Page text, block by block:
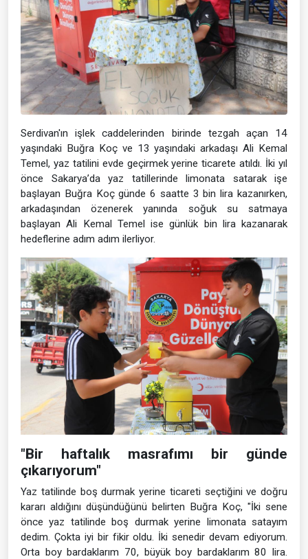
Serdivan'ın işlek caddelerinden birinde tezgah açan 14
yaşındaki Buğra Koç ve 13 yaşındaki arkadaşı Ali Kemal
Temel, yaz tatilini evde geçirmek yerine ticarete atıldı. İki yıl
önce Sakarya’da yaz tatillerinde limonata satarak işe
başlayan Buğra Koç günde 6 saatte 3 bin lira kazanırken,
arkadaşından özenerek yanında soğuk su satmaya
başlayan Ali Kemal Temel ise günlük bin lira kazanarak
hedeflerine adım adım ilerliyor.
"Bir haftalık masrafımı bir günde
çıkarıyorum"
Yaz tatilinde boş durmak yerine ticareti seçtiğini ve doğru
kararı aldığını düşündüğünü belirten Buğra Koç, "İki sene
önce yaz tatilinde boş durmak yerine limonata satayım
dedim. Çokta iyi bir fikir oldu. İki senedir devam ediyorum.
Orta boy bardaklarım 70, büyük boy bardaklarım 80 lira.